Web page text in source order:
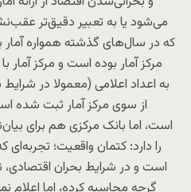
می‌شود یا به تعبیر دقیق‌تر
که در سال‌های گذشته همواره آمار
مرکز آمار بوده است و مرکز آمار
به اعداد اعلامی (معمولا در
از سوی مرکز آمار ثبت شده
است، اما بانک مرکزی هم برای
را دارد: کتمان واقعیت؛
است و در شرایط بحران